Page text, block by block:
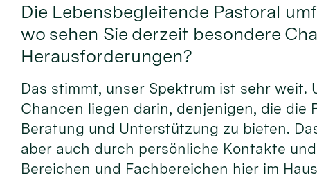
Die Lebensbegleitende Pastoral
wo sehen Sie derzeit besondere
Herausforderungen?
Das stimmt, unser Spektrum ist sehr weit.
Chancen liegen darin, denjenigen, die die
Beratung und Unterstützung zu bieten.
aber auch durch persönliche Kontakte
Bereichen und Fachbereichen hier im